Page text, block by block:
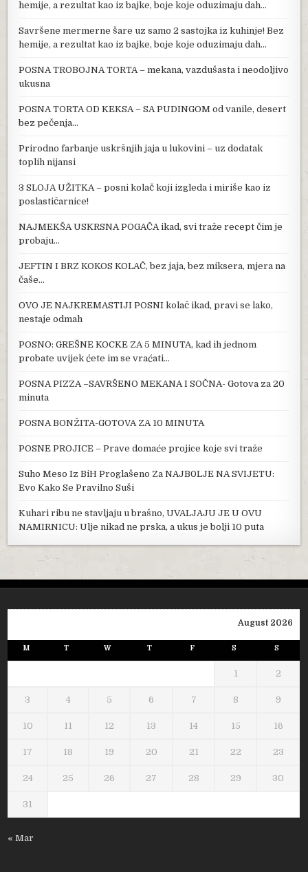
hemije, a rezultat kao iz bajke, boje koje oduzimaju dah…
Savršene mermerne šare uz samo 2 sastojka iz kuhinje! Bez
hemije, a rezultat kao iz bajke, boje koje oduzimaju dah…
POSNA TROBOJNA TORTA – mekana, vazdušasta i neodoljivo
ukusna
POSNA TORTA OD KEKSA – SA PUDINGOM od vanile, desert
bez pečenja…
Prirodno farbanje uskršnjih jaja u lukovini – uz dodatak
toplih nijansi
3 SLOJA UŽITKA – posni kolač koji izgleda i miriše kao iz
poslastičarnice!
NAJMEKŠA USKRSNA POGAČA ikad, svi traže recept čim je
probaju…
JEFTIN I BRZ KOKOS KOLAČ, bez jaja, bez miksera, mjera na
čaše…
OVO JE NAJKREMASTIJI POSNI kolač ikad, pravi se lako,
nestaje odmah
POSNO: GREŠNE KOCKE ZA 5 MINUTA, kad ih jednom
probate uvijek ćete im se vraćati…
POSNA PIZZA –SAVRŠENO MEKANA I SOČNA- Gotova za 20
minuta
POSNA BONŽITA-GOTOVA ZA 10 MINUTA
POSNE PROJICE – Prave domaće projice koje svi traže
Suho Meso Iz BiH Proglašeno Za NAJB0LJE NA SVIJETU:
Evo Kako Se Pravilno Suši
Kuhari ribu ne stavljaju u brašno, UVALJAJU JE U OVU
NAMIRNICU: Ulje nikad ne prska, a ukus je bolji 10 puta
August 2026
M T W T F S S
1 2
3 4 5 6 7 8 9
10 11 12 13 14 15 16
17 18 19 20 21 22 23
24 25 26 27 28 29 30
31
« Mar